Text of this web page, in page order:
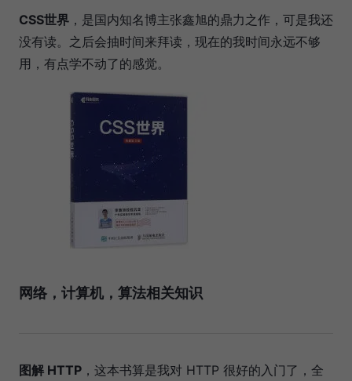
CSS世界 ，是国内知名博主张鑫旭的鼎力之作，可是我还
没有读。之后会抽时间来拜读，现在的我时间永远不够
用，有点学不动了的感觉。
网络，计算机，算法相关知识
图解 HTTP ，这本书算是我对 HTTP 很好的入门了，全